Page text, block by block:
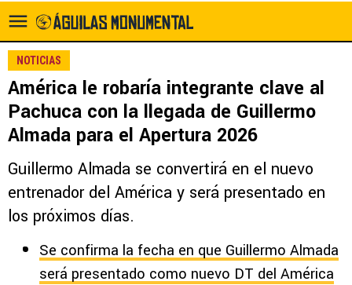
NOTICIAS
América le robaría integrante clave al
Pachuca con la llegada de Guillermo
Almada para el Apertura 2026
Guillermo Almada se convertirá en el nuevo
entrenador del América y será presentado en
los próximos días.
Se confirma la fecha en que Guillermo Almada
será presentado como nuevo DT del América